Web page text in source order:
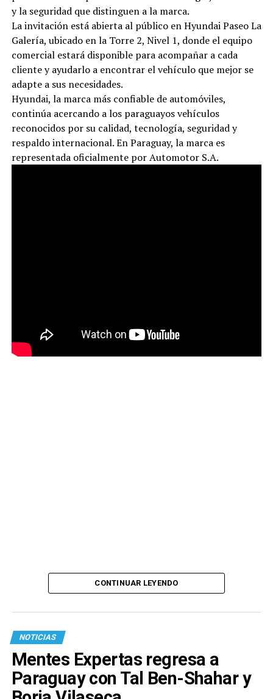
y la seguridad que distinguen a la marca.
La invitación está abierta al público en Hyundai Paseo La
Galería, ubicado en la Torre 2, Nivel 1, donde el equipo
comercial estará disponible para acompañar a cada
cliente y ayudarlo a encontrar el vehículo que mejor se
adapte a sus necesidades.
Hyundai, la marca más confiable de automóviles,
continúa acercando a los paraguayos vehículos
reconocidos por su calidad, tecnología, seguridad y
respaldo internacional. En Paraguay, la marca es
representada oficialmente por Automotor S.A.
CONTINUAR LEYENDO
NOTICIAS
Mentes Expertas regresa a
Paraguay con Tal Ben-Shahar y